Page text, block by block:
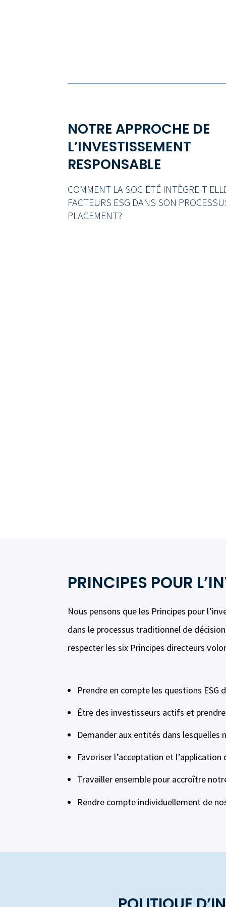
NOTRE APPROCHE DE
L’INVESTISSEMENT
RESPONSABLE
COMMENT LA SOCIÉTÉ INTÈGRE-T-
FACTEURS ESG DANS SON
PLACEMENT?
PRINCIPES POUR
Nous pensons que les Principes pour
dans le processus traditionnel de
respecter les six Principes directeurs
Prendre en compte les questions ESG
Être des investisseurs actifs et
Demander aux entités dans lesquelles
Favoriser l’acceptation et
Travailler ensemble pour accroître
Rendre compte individuellement de